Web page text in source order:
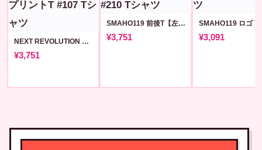
NEXT REVOLUTION 前後プリントT #107
¥3,751
SMAHO119 前後T【左胸ロゴ版】#210
¥3,751 ¥3,091